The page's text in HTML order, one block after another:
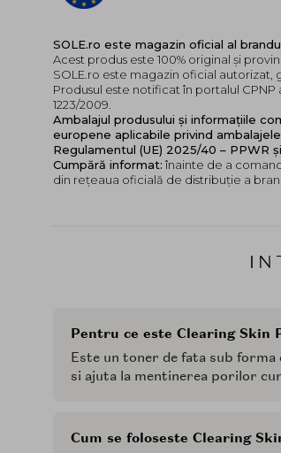
SOLE.ro este magazin oficial al
Acest produs este 100% original și
SOLE.ro este magazin oficial
Produsul este notificat în portalul
1223/2009.
Ambalajul produsului și informațiile
europene aplicabile privind
Regulamentul (UE) 2025/40 – PPWR
Cumpără informat: înainte de a
din rețeaua oficială de distribuție a
Pentru ce este Clearing Skin
Este un toner de fata sub forma
si ajuta la mentinerea porilor
Cum se foloseste Clearing